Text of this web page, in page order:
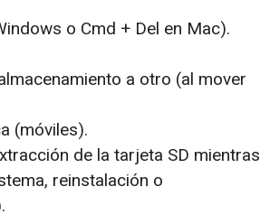
o Cmd + Del en Mac).
a otro (al mover
(móviles).
de la tarjeta SD mientras
reinstalación o